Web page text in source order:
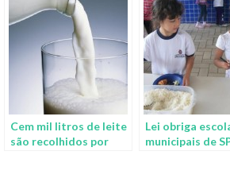
Cem mil litros de leite
são recolhidos por
Lei obriga
municipais de